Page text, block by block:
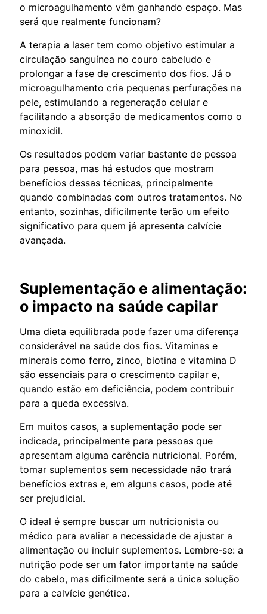
o microagulhamento vêm ganhando espaço. Mas
será que realmente funcionam?
A terapia a laser tem como objetivo estimular a
circulação sanguínea no couro cabeludo e
prolongar a fase de crescimento dos fios. Já o
microagulhamento cria pequenas perfurações na
pele, estimulando a regeneração celular e
facilitando a absorção de medicamentos como o
minoxidil.
Os resultados podem variar bastante de pessoa
para pessoa, mas há estudos que mostram
benefícios dessas técnicas, principalmente
quando combinadas com outros tratamentos. No
entanto, sozinhas, dificilmente terão um efeito
significativo para quem já apresenta calvície
avançada.
Suplementação e alimentação:
o impacto na saúde capilar
Uma dieta equilibrada pode fazer uma diferença
considerável na saúde dos fios. Vitaminas e
minerais como ferro, zinco, biotina e vitamina D
são essenciais para o crescimento capilar e,
quando estão em deficiência, podem contribuir
para a queda excessiva.
Em muitos casos, a suplementação pode ser
indicada, principalmente para pessoas que
apresentam alguma carência nutricional. Porém,
tomar suplementos sem necessidade não trará
benefícios extras e, em alguns casos, pode até
ser prejudicial.
O ideal é sempre buscar um nutricionista ou
médico para avaliar a necessidade de ajustar a
alimentação ou incluir suplementos. Lembre-se: a
nutrição pode ser um fator importante na saúde
do cabelo, mas dificilmente será a única solução
para a calvície genética.